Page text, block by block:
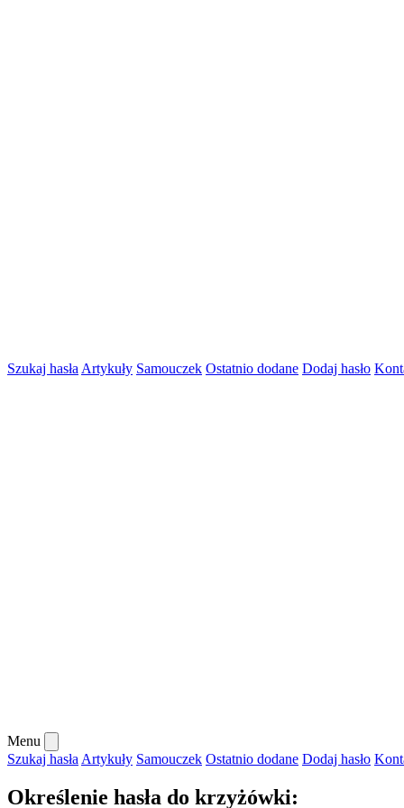
Szukaj hasła Artykuły Samouczek Ostatnio dodane Dodaj hasło
Menu
Szukaj hasła Artykuły Samouczek Ostatnio dodane Dodaj hasło
Określenie hasła do krzyżówki: